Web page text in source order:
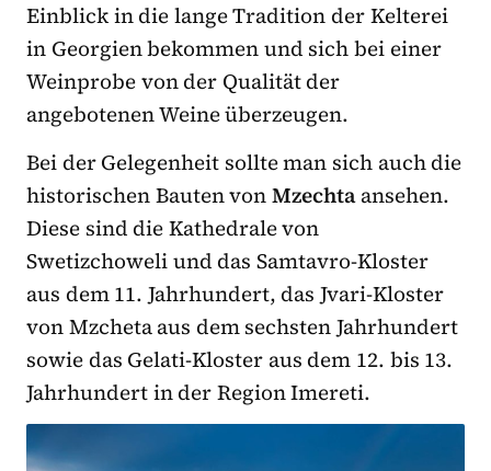
Einblick in die lange Tradition der Kelterei
in Georgien bekommen und sich bei einer
Weinprobe von der Qualität der
angebotenen Weine überzeugen.
Bei der Gelegenheit sollte man sich auch die
historischen Bauten vonMzechtaansehen.
Diese sind die Kathedrale von
Swetizchoweli und das Samtavro-Kloster
aus dem 11. Jahrhundert, das Jvari-Kloster
von Mzcheta aus dem sechsten Jahrhundert
sowie das Gelati-Kloster aus dem 12. bis 13.
Jahrhundert in der Region Imereti.